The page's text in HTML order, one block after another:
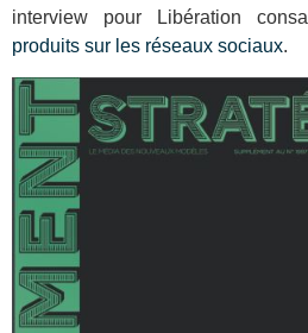
interview pour Libération
produits sur les réseaux sociaux.